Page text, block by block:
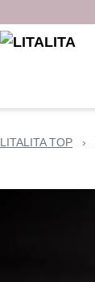
LITALITA TOP ›